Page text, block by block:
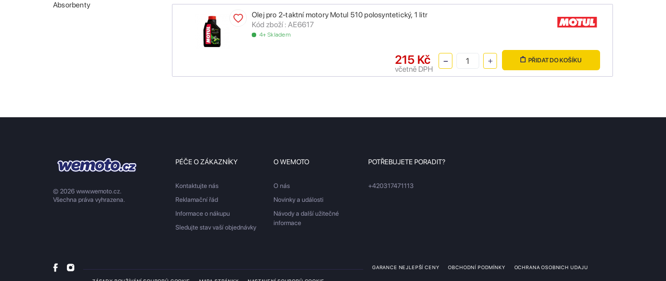
Absorbenty
Olej pro 2-taktní motory Motul 510 polosyntetický, 1 litr
Kód zboží : AE6617
4+ Skladem
215 Kč
včetně DPH
PŘIDAT DO KOŠÍKU
© 2026 www.wemoto.cz.
Všechna práva vyhrazena.
PÉČE O ZÁKAZNÍKY
Kontaktujte nás
Reklamační řád
Informace o nákupu
Sledujte stav vaší objednávky
O WEMOTO
O nás
Novinky a události
Návody a další užitečné
informace
POTŘEBUJETE PORADIT?
+420317471113
GARANCE NEJLEPŠÍ CENY OBCHODNÍ PODMÍNKY OCHRANA OSOBNICH UDAJU